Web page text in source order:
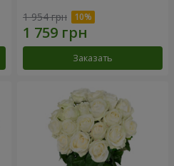
1 954 грн
Заказать